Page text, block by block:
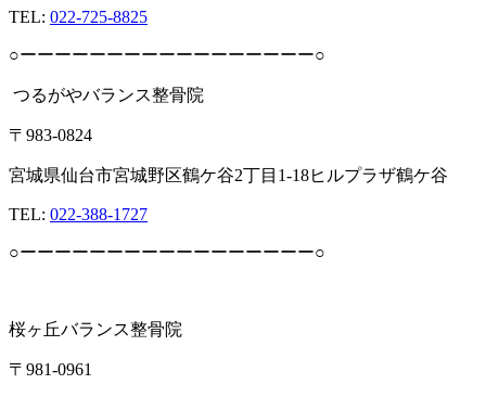
TEL: 022-725-8825
○ーーーーーーーーーーーーーーーーー○
つるがやバランス整骨院
〒983-0824
宮城県仙台市宮城野区鶴ケ谷2丁目1-18ヒルプラザ鶴ケ谷
TEL: 022-388-1727
○ーーーーーーーーーーーーーーーーー○
桜ヶ丘バランス整骨院
〒981-0961